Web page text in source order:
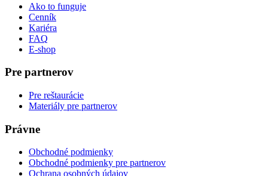
Ako to funguje
Cenník
Kariéra
FAQ
E-shop
Pre partnerov
Pre reštaurácie
Materiály pre partnerov
Právne
Obchodné podmienky
Obchodné podmienky pre partnerov
Ochrana osobných údajov